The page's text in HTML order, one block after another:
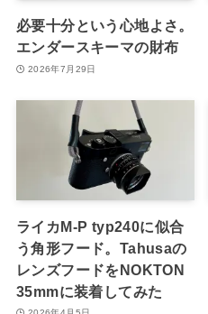
必要十分という心地よさ。
エンダースキーマの財布
2026年7月29日
ライカM-P typ240に似合
う角形フード。Tahusaの
レンズフードをNOKTON
35mmに装着してみた